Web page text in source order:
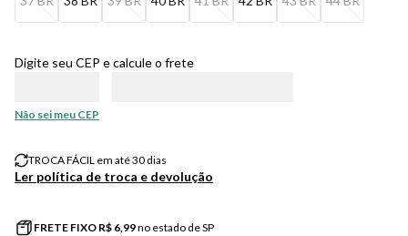
Digite seu CEP e calcule o frete
Não sei meu CEP
TROCA FÁCIL em até 30 dias
Ler política de troca e devolução
FRETE FIXO R$ 6,99no estado de SP